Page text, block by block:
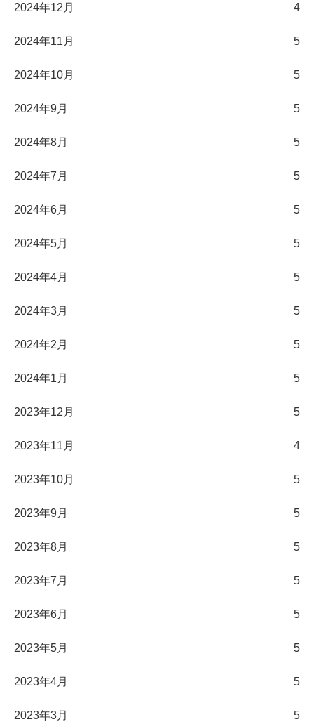
2024年12月 4
2024年11月 5
2024年10月 5
2024年9月 5
2024年8月 5
2024年7月 5
2024年6月 5
2024年5月 5
2024年4月 5
2024年3月 5
2024年2月 5
2024年1月 5
2023年12月 5
2023年11月 4
2023年10月 5
2023年9月 5
2023年8月 5
2023年7月 5
2023年6月 5
2023年5月 5
2023年4月 5
2023年3月 5